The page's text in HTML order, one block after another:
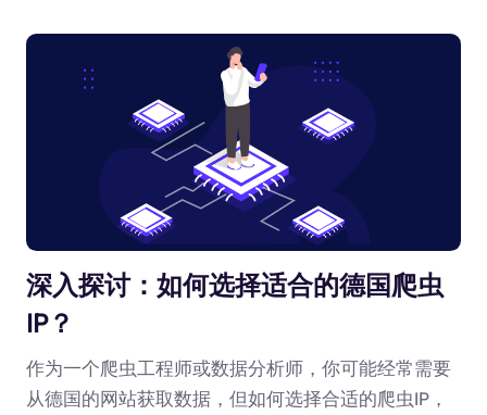
深入探讨：如何选择适合的德国爬虫
IP？
作为一个爬虫工程师或数据分析师，你可能经常需要
从德国的网站获取数据，但如何选择合适的爬虫IP，